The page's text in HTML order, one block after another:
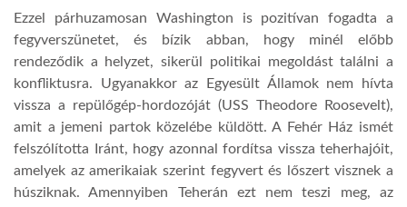
Ezzel párhuzamosan Washington is pozitívan fogadta a
fegyverszünetet, és bízik abban, hogy minél előbb
rendeződik a helyzet, sikerül politikai megoldást találni a
konfliktusra. Ugyanakkor az Egyesült Államok nem hívta
vissza a repülőgép-hordozóját (USS Theodore Roosevelt),
amit a jemeni partok közelébe küldött. A Fehér Ház ismét
felszólította Iránt, hogy azonnal fordítsa vissza teherhajóit,
amelyek az amerikaiak szerint fegyvert és lőszert visznek a
húsziknak. Amennyiben Teherán ezt nem teszi meg, az